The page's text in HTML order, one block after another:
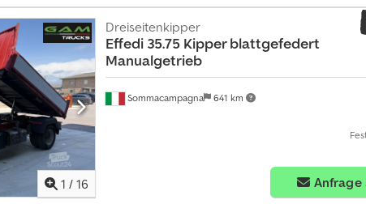
x 1670mm x 1895mm (lxbxh) + Leergewicht: 1.575Kg; zul. GG: 2.900Kg +
+ Rückwandfenster Cjdjw Stmajpfx Ah Sjrf + Bordwanderhöhung +
Email erhalten – melden Sie sich bei unserem NEWSLETTER an!
vorbehalten!
1 / 16
Sommacampagna 641 km
Dreiseitenkipper
Effedi 35.75 Kipper blattgefedert
Manualgetrieb
Anfrage